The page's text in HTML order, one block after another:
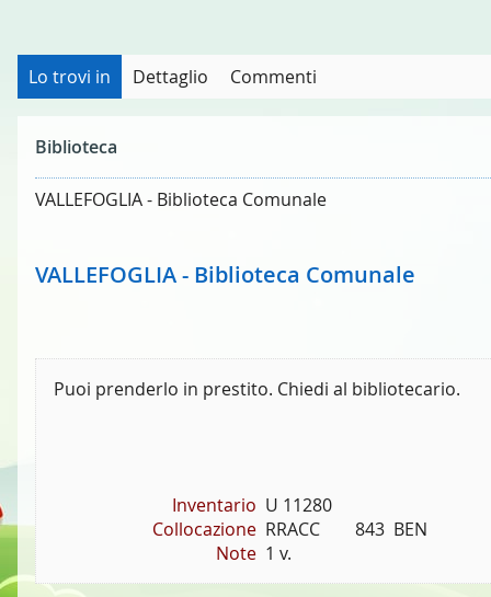
Lo trovi in Dettaglio Commenti
Biblioteca
VALLEFOGLIA - Biblioteca Comunale
VALLEFOGLIA - Biblioteca Comunale
Puoi prenderlo in prestito. Chiedi al bibliotecario.
Inventario U 11280
Collocazione RRACC        843  BEN
Note 1 v.